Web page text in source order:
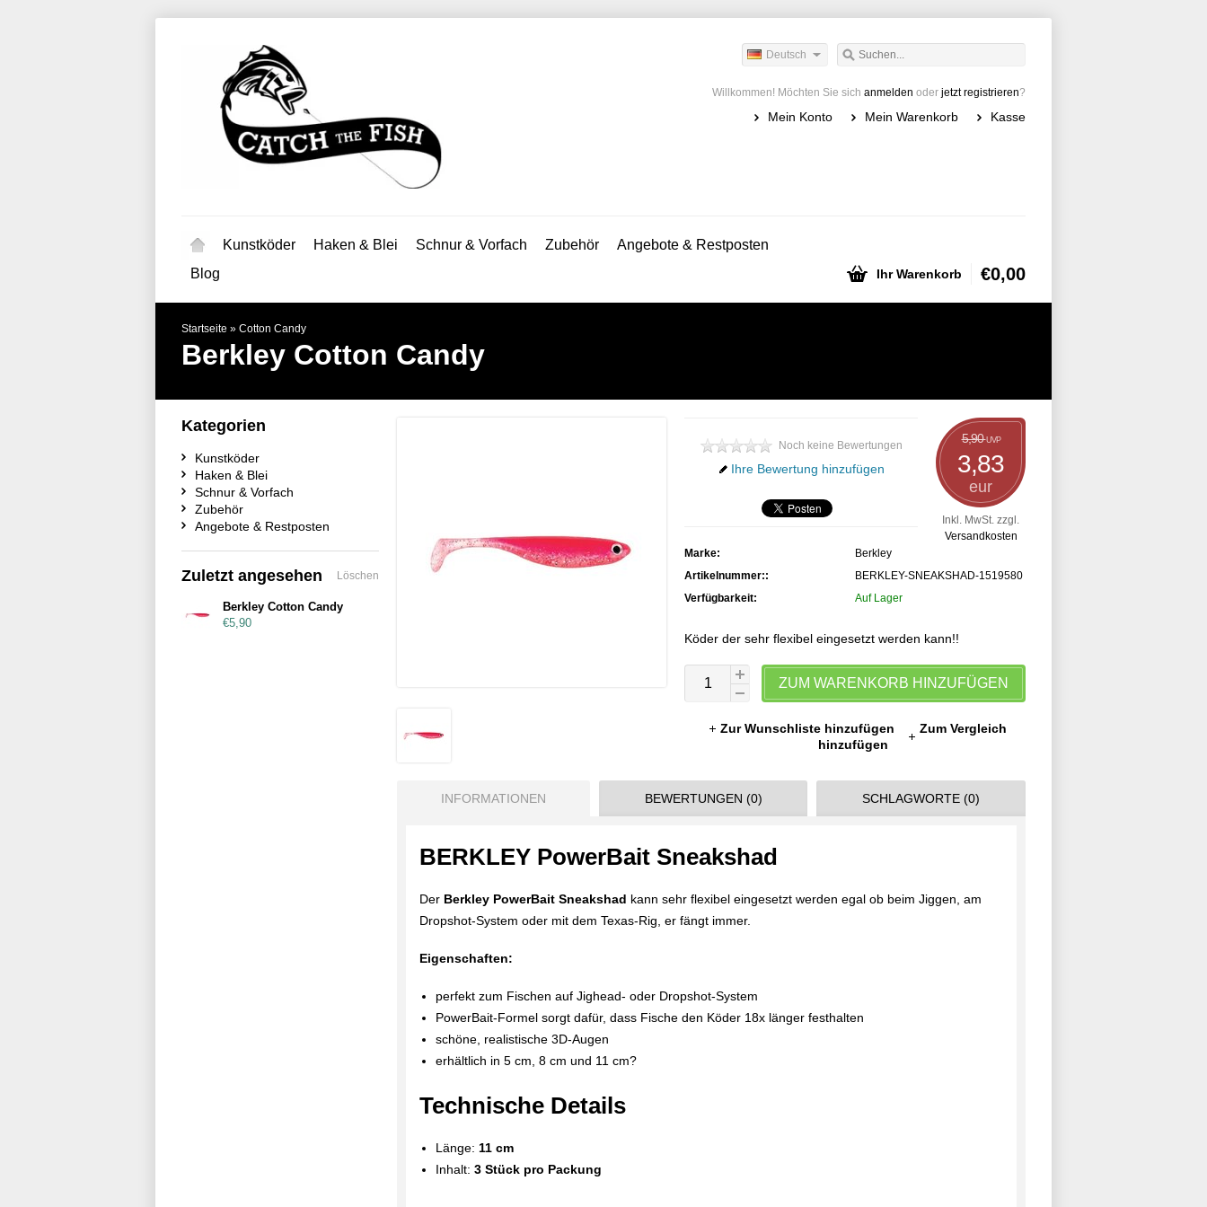
Deutsch
Willkommen! Möchten Sie sich anmelden oder jetzt registrieren?
Mein Konto Mein Warenkorb Kasse
Kunstköder Haken & Blei Schnur & Vorfach Zubehör
Angebote & Restposten
Blog
Ihr Warenkorb €0,00
Startseite » Cotton Candy
Berkley Cotton Candy
5,90UVP
3,83
eur
Inkl. MwSt. zzgl.
Versandkosten
Noch keine Bewertungen
Ihre Bewertung hinzufügen
Marke:
Berkley
Artikelnummer::
BERKLEY-SNEAKSHAD-1519580
Verfügbarkeit:
Auf Lager
Köder der sehr flexibel eingesetzt werden kann!!
ZUM WARENKORB HINZUFÜGEN
Zur Wunschliste hinzufügen
Zum Vergleich
hinzufügen
INFORMATIONEN BEWERTUNGEN (0) SCHLAGWORTE (0)
BERKLEY PowerBait Sneakshad
Der Berkley PowerBait Sneakshad kann sehr flexibel eingesetzt werden egal ob beim Jiggen, am
Dropshot-System oder mit dem Texas-Rig, er fängt immer.
Eigenschaften:
perfekt zum Fischen auf Jighead- oder Dropshot-System
PowerBait-Formel sorgt dafür, dass Fische den Köder 18x länger festhalten
schöne, realistische 3D-Augen
erhältlich in 5 cm, 8 cm und 11 cm?
Technische Details
Länge: 11 cm
Inhalt: 3 Stück pro Packung
Kategorien
Kunstköder
Haken & Blei
Schnur & Vorfach
Zubehör
Angebote & Restposten
Zuletzt angesehen Löschen
Berkley Cotton Candy
€5,90